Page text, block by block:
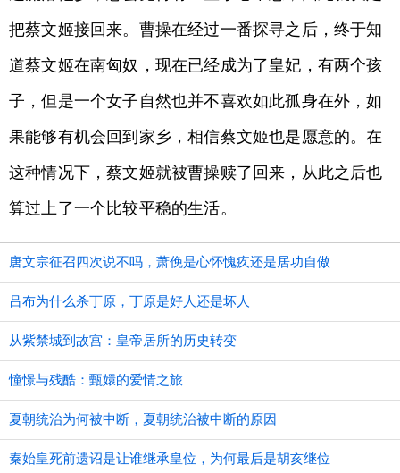
把蔡文姬接回来。曹操在经过一番探寻之后，终于知
道蔡文姬在南匈奴，现在已经成为了皇妃，有两个孩
子，但是一个女子自然也并不喜欢如此孤身在外，如
果能够有机会回到家乡，相信蔡文姬也是愿意的。在
这种情况下，蔡文姬就被曹操赎了回来，从此之后也
算过上了一个比较平稳的生活。
唐文宗征召四次说不吗，萧俛是心怀愧疚还是居功自傲
吕布为什么杀丁原，丁原是好人还是坏人
从紫禁城到故宫：皇帝居所的历史转变
憧憬与残酷：甄嬛的爱情之旅
夏朝统治为何被中断，夏朝统治被中断的原因
秦始皇死前遗诏是让谁继承皇位，为何最后是胡亥继位